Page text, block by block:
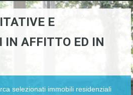
E
IN AFFITTO ED IN
selezionati immobili residenziali